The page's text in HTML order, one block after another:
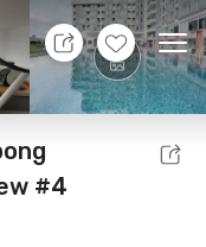
+13
Aturan
#4